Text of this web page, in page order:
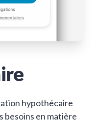
hypothécaire
besoins en matière